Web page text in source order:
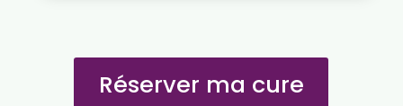
Réserver ma cure